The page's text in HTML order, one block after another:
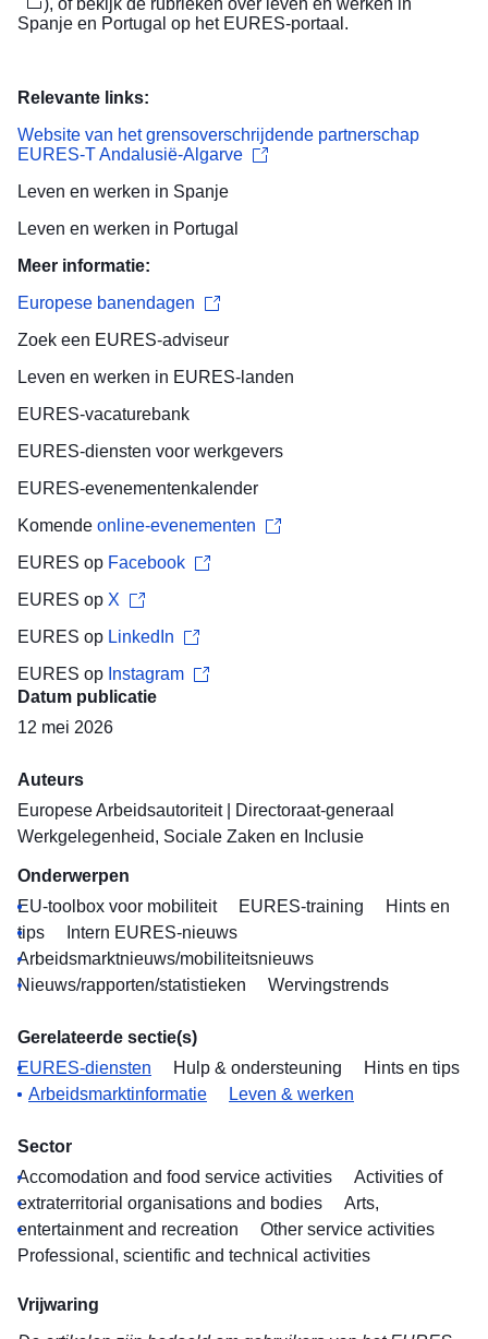
Spanje en Portugal op het EURES-portaal.
Relevante links:
Website van het grensoverschrijdende partnerschap
EURES-T Andalusië-Algarve
Leven en werken in Spanje
Leven en werken in Portugal
Meer informatie:
Europese banendagen
Zoek een EURES-adviseur
Leven en werken in EURES-landen
EURES-vacaturebank
EURES-diensten voor werkgevers
EURES-evenementenkalender
Komende online-evenementen
EURES op Facebook
EURES op X
EURES op LinkedIn
EURES op Instagram
Datum publicatie
12 mei 2026
Auteurs
Europese Arbeidsautoriteit|
Directoraat-generaal
Werkgelegenheid, Sociale Zaken en Inclusie
Onderwerpen
EU-toolbox voor mobiliteit
EURES-training
Hints en
tips
Intern EURES-nieuws
Arbeidsmarktnieuws/mobiliteitsnieuws
Nieuws/rapporten/statistieken
Wervingstrends
Gerelateerde sectie(s)
EURES-diensten
Hulp & ondersteuning
Hints en tips
Arbeidsmarktinformatie
Leven & werken
Sector
Accomodation and food service activities
Activities of
extraterritorial organisations and bodies
Arts,
entertainment and recreation
Other service activities
Professional, scientific and technical activities
Vrijwaring